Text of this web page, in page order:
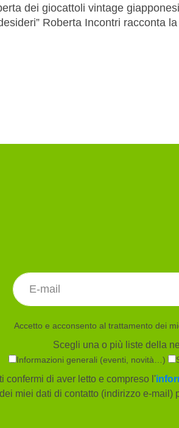
dei giocattoli vintage
Roberta Incontri racconta
Accetto e acconsento al trattamento dei
Scegli una o più liste della
Informazioni generali (eventi, novità…)
confermi di aver letto e compreso l'
dei miei dati di contatto (indirizzo e-mail)